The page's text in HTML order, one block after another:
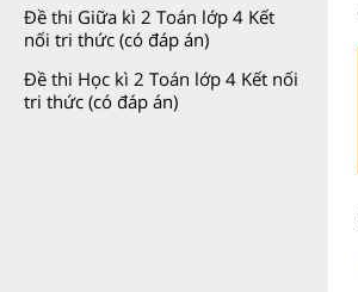
Đề thi Giữa kì 2 Toán lớp 4 Kết
nối tri thức (có đáp án)
Đề thi Học kì 2 Toán lớp 4 Kết nối
tri thức (có đáp án)